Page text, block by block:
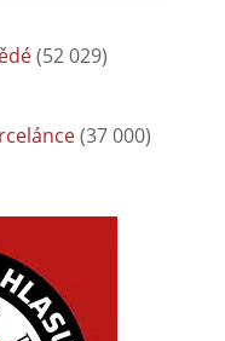
(52 029)
(37 000)